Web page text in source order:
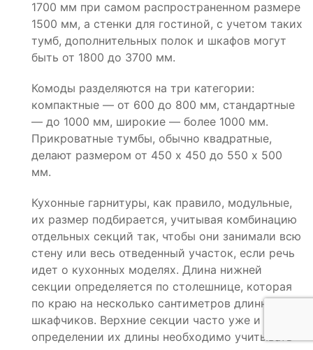
1700 мм при самом распространенном размере
1500 мм, а стенки для гостиной, с учетом таких
тумб, дополнительных полок и шкафов могут
быть от 1800 до 3700 мм.
Комоды разделяются на три категории:
компактные — от 600 до 800 мм, стандартные
— до 1000 мм, широкие — более 1000 мм.
Прикроватные тумбы, обычно квадратные,
делают размером от 450 х 450 до 550 х 500
мм.
Кухонные гарнитуры, как правило, модульные,
их размер подбирается, учитывая комбинацию
отдельных секций так, чтобы они занимали всю
стену или весь отведенный участок, если речь
идет о кухонных моделях. Длина нижней
секции определяется по столешнице, которая
по краю на несколько сантиметров длиннее
шкафчиков. Верхние секции часто уже и при
определении их длины необходимо учитывать